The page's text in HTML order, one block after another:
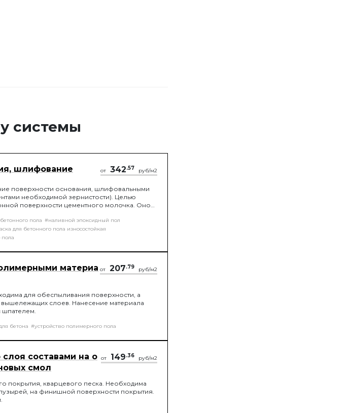
системы
шлифование от 342.57 руб/м2
поверхности основания, шлифовальными
необходимой зернистости). Целью
поверхности цементного молочка. Оно
пола #наливной эпоксидный пол
для бетонного пола износостойкая
пола
материа от 207.79 руб/м2
для обеспыливания поверхности, а
слоев. Нанесение материала
бетона #устройство полимерного пола
составами на о
смол
от 149.36 руб/м2
покрытия, кварцевого песка. Необходима
на финишной поверхности покрытия.